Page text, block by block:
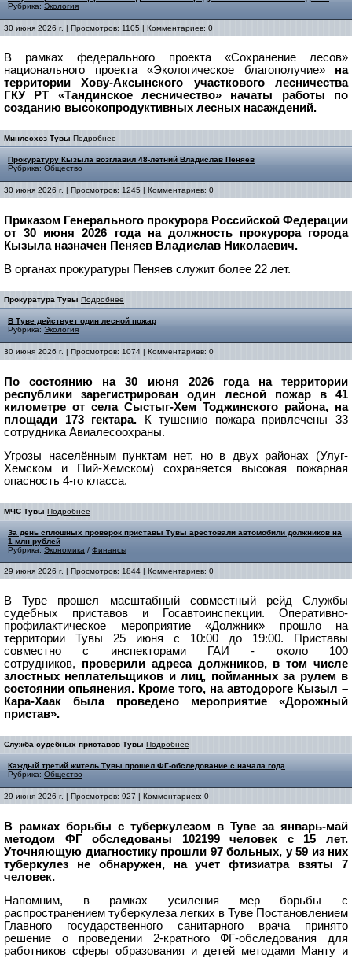
Рубрика: Экология
30 июня 2026 г. | Просмотров: 1105 | Комментариев: 0
В рамках федерального проекта «Сохранение лесов»
национального проекта «Экологическое благополучие» на
территории Хову-Аксынского участкового лесничества
ГКУ РТ «Тандинское лесничество» начаты работы по
созданию высокопродуктивных лесных насаждений.
Минлесхоз Тувы Подробнее
Прокуратуру Кызыла возглавил 48-летний Владислав Пеняев
Рубрика: Общество
30 июня 2026 г. | Просмотров: 1245 | Комментариев: 0
Приказом Генерального прокурора Российской Федерации
от 30 июня 2026 года на должность прокурора города
Кызыла назначен Пеняев Владислав Николаевич.
В органах прокуратуры Пеняев служит более 22 лет.
Прокуратура Тувы Подробнее
В Туве действует один лесной пожар
Рубрика: Экология
30 июня 2026 г. | Просмотров: 1074 | Комментариев: 0
По состоянию на 30 июня 2026 года на территории
республики зарегистрирован один лесной пожар в 41
километре от села Сыстыг-Хем Тоджинского района, на
площади 173 гектара. К тушению пожара привлечены 33
сотрудника Авиалесоохраны.
Угрозы населённым пунктам нет, но в двух районах (Улуг-
Хемском и Пий-Хемском) сохраняется высокая пожарная
опасность 4-го класса.
МЧС Тувы Подробнее
За день сплошных проверок приставы Тувы арестовали автомобили должников на
1 млн рублей
Рубрика: Экономика / Финансы
29 июня 2026 г. | Просмотров: 1844 | Комментариев: 0
В Туве прошел масштабный совместный рейд Службы
судебных приставов и Госавтоинспекции. Оперативно-
профилактическое мероприятие «Должник» прошло на
территории Тувы 25 июня с 10:00 до 19:00. Приставы
совместно с инспекторами ГАИ - около 100
сотрудников, проверили адреса должников, в том числе
злостных неплательщиков и лиц, пойманных за рулем в
состоянии опьянения. Кроме того, на автодороге Кызыл –
Кара-Хаак была проведено мероприятие «Дорожный
пристав».
Служба судебных приставов Тувы Подробнее
Каждый третий житель Тувы прошел ФГ-обследование с начала года
Рубрика: Общество
29 июня 2026 г. | Просмотров: 927 | Комментариев: 0
В рамках борьбы с туберкулезом в Туве за январь-май
методом ФГ обследованы 102199 человек с 15 лет.
Уточняющую диагностику прошли 97 больных, у 59 из них
туберкулез не обнаружен, на учет фтизиатра взяты 7
человек.
Напомним, в рамках усиления мер борьбы с
распространением туберкулеза легких в Туве Постановлением
Главного государственного санитарного врача принято
решение о проведении 2-кратного ФГ-обследования для
работников сферы образования и детей методами Манту и